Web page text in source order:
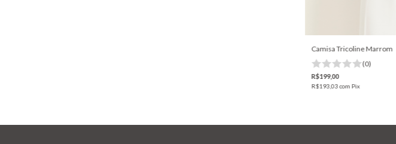
Camisa Tricoline Marrom
(0)
R$199,00
R$193,03com Pix